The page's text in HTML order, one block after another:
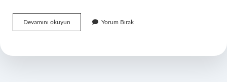
Devamını okuyun
Emniyet
Kim
Yorum Bırak